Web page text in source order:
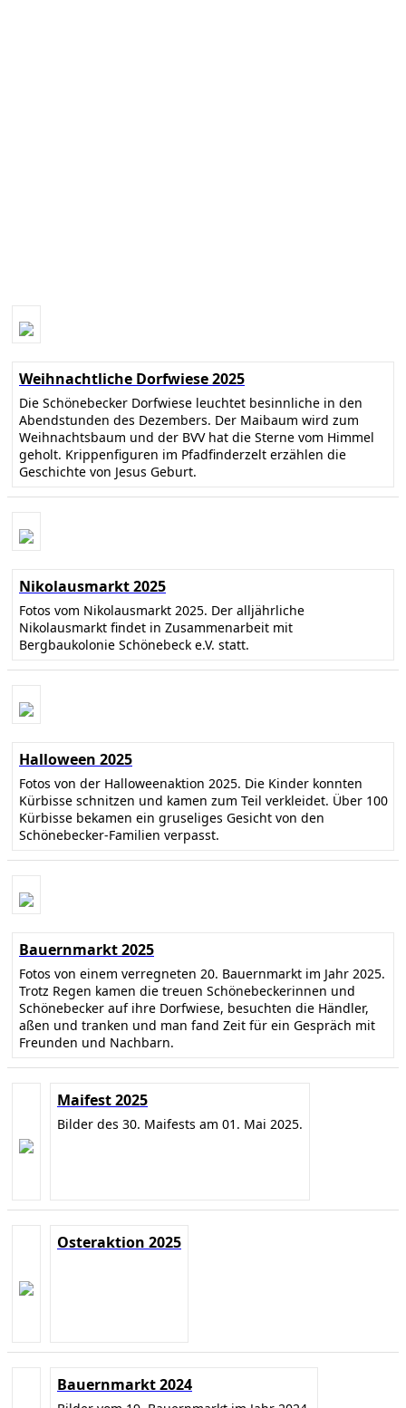
Weihnachtliche Dorfwiese 2025
Die Schönebecker Dorfwiese leuchtet besinnliche in den
Abendstunden des Dezembers. Der Maibaum wird zum
Weihnachtsbaum und der BVV hat die Sterne vom Himmel
geholt. Krippenfiguren im Pfadfinderzelt erzählen die
Geschichte von Jesus Geburt.
Nikolausmarkt 2025
Fotos vom Nikolausmarkt 2025. Der alljährliche
Nikolausmarkt findet in Zusammenarbeit mit
Bergbaukolonie Schönebeck e.V. statt.
Halloween 2025
Fotos von der Halloweenaktion 2025. Die Kinder konnten
Kürbisse schnitzen und kamen zum Teil verkleidet. Über 100
Kürbisse bekamen ein gruseliges Gesicht von den
Schönebecker-Familien verpasst.
Bauernmarkt 2025
Fotos von einem verregneten 20. Bauernmarkt im Jahr 2025.
Trotz Regen kamen die treuen Schönebeckerinnen und
Schönebecker auf ihre Dorfwiese, besuchten die Händler,
aßen und tranken und man fand Zeit für ein Gespräch mit
Freunden und Nachbarn.
Maifest 2025
Bilder des 30. Maifests am 01. Mai 2025.
Osteraktion 2025
Bauernmarkt 2024